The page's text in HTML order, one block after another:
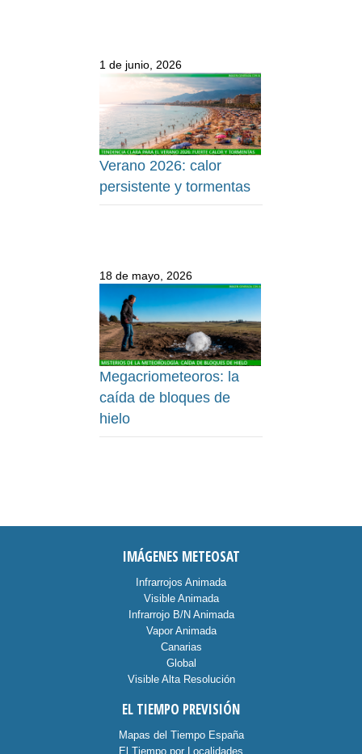
1 de junio, 2026
Verano 2026: calor
persistente y tormentas
18 de mayo, 2026
Megacriometeoros: la
caída de bloques de
hielo
IMÁGENES METEOSAT
Infrarrojos Animada
Visible Animada
Infrarrojo B/N Animada
Vapor Animada
Canarias
Global
Visible Alta Resolución
EL TIEMPO PREVISIÓN
Mapas del Tiempo España
El Tiempo por Localidades